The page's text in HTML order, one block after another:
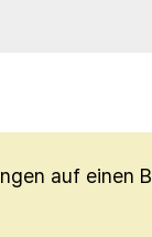
auf einen